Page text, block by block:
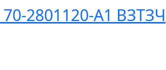
2801120-А1 ВЗТЗЧ